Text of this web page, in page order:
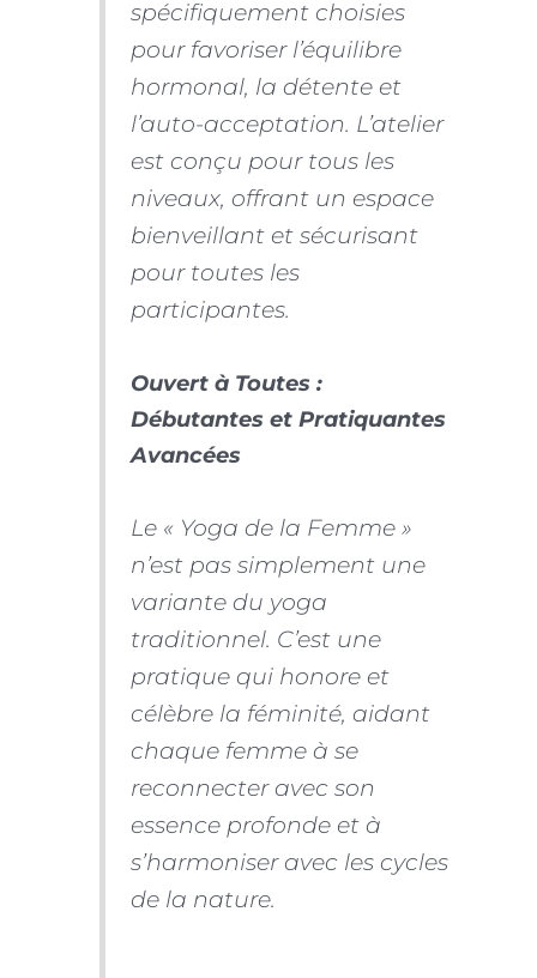
spécifiquement choisies
pour favoriser l’équilibre
hormonal, la détente et
l’auto-acceptation. L’atelier
est conçu pour tous les
niveaux, offrant un espace
bienveillant et sécurisant
pour toutes les
participantes.
Ouvert à Toutes :
Débutantes et Pratiquantes
Avancées
Le « Yoga de la Femme »
n’est pas simplement une
variante du yoga
traditionnel. C’est une
pratique qui honore et
célèbre la féminité, aidant
chaque femme à se
reconnecter avec son
essence profonde et à
s’harmoniser avec les cycles
de la nature.